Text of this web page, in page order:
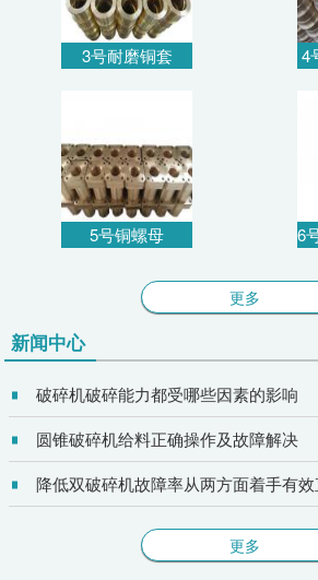
3号耐磨铜套 4
5号铜螺母
更多
新闻中心
破碎机破碎能力都受哪些因素的影响
圆锥破碎机给料正确操作及故障解决
降低双破碎机故障率从两方面着手有
更多